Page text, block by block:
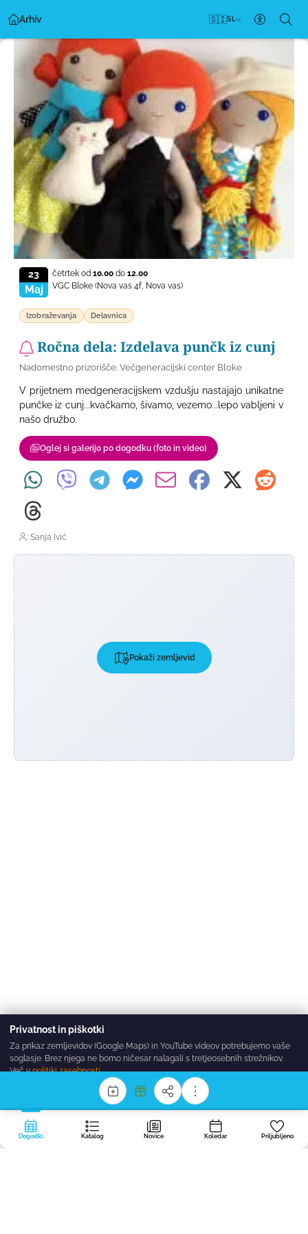
Arhiv 🇸🇮SL
Dogodki Katalog Novice Koledar Priljubljeno
23
Maj
četrtek od10.00 do12.00
VGC Bloke(Nova vas 4f, Nova vas)
Izobraževanja Delavnica
Ročna dela: Izdelava punčk iz cunj
Nadomestno prizorišče: Večgeneracijski center Bloke
V prijetnem medgeneracijskem vzdušju nastajajo unikatne
punčke iz cunj...kvačkamo, šivamo, vezemo...lepo vabljeni v
našo družbo.
Oglej si galerijo po dogodku (foto in video)
: Sanja Ivić
Pokaži zemljevid
Privatnost in piškotki
Za prikaz zemljevidov (Google Maps) in YouTube videov potrebujemo vaše
soglasje. Brez njega ne bomo ničesar nalagali s tretjeosebnih strežnikov.
Več vpolitiki zasebnosti.
Zavrni